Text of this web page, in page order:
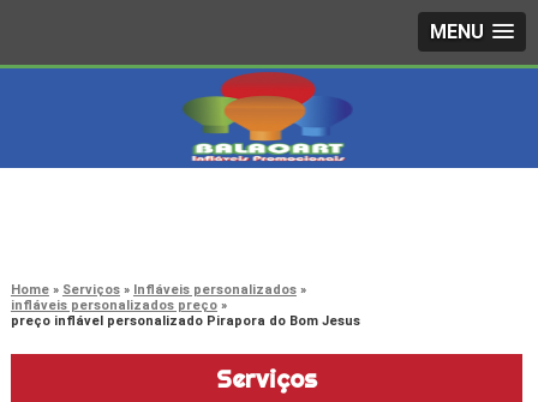
MENU
Home Serviços
Infláveis personalizados
infláveis personalizados preço
preço inflável personalizado Pirapora do Bom Jesus
Serviços